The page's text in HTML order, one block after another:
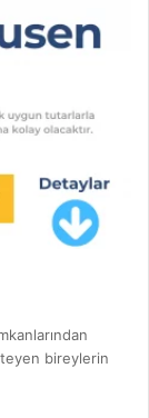
bireylerin